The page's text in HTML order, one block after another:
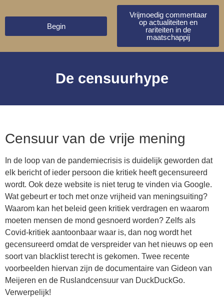
Begin
Vrijmoedig commentaar
op actualiteiten en
rariteiten in de
maatschappij
De censuurhype
Censuur van de vrije mening
In de loop van de pandemiecrisis is duidelijk geworden dat
elk bericht of ieder persoon die kritiek heeft gecensureerd
wordt. Ook deze website is niet terug te vinden via Google.
Wat gebeurt er toch met onze vrijheid van meningsuiting?
Waarom kan het beleid geen kritiek verdragen en waarom
moeten mensen de mond gesnoerd worden? Zelfs als
Covid-kritiek aantoonbaar waar is, dan nog wordt het
gecensureerd omdat de verspreider van het nieuws op een
soort van blacklist terecht is gekomen. Twee recente
voorbeelden hiervan zijn de documentaire van Gideon van
Meijeren en de Ruslandcensuur van DuckDuckGo.
Verwerpelijk!